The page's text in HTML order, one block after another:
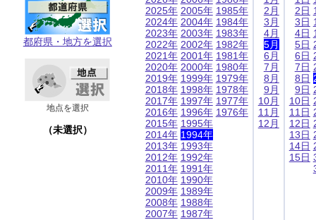
都府県・地方を選択
地点を選択
（未選択）
2025年
2024年
2023年
2022年
2021年
2020年
2019年
2018年
2017年
2016年
2015年
2014年
2013年
2012年
2011年
2010年
2009年
2008年
2007年
2005年
2004年
2003年
2002年
2001年
2000年
1999年
1998年
1997年
1996年
1995年
1994年
1993年
1992年
1991年
1990年
1989年
1988年
1987年
1985年
1984年
1983年
1982年
1981年
1980年
1979年
1978年
1977年
1976年
2月
3月
4月
5月
6月
7月
8月
9月
10月
11月
12月
2日
3日
4日
5日
6日
7日
8日
9日
10日
11日
12日
13日
14日
15日